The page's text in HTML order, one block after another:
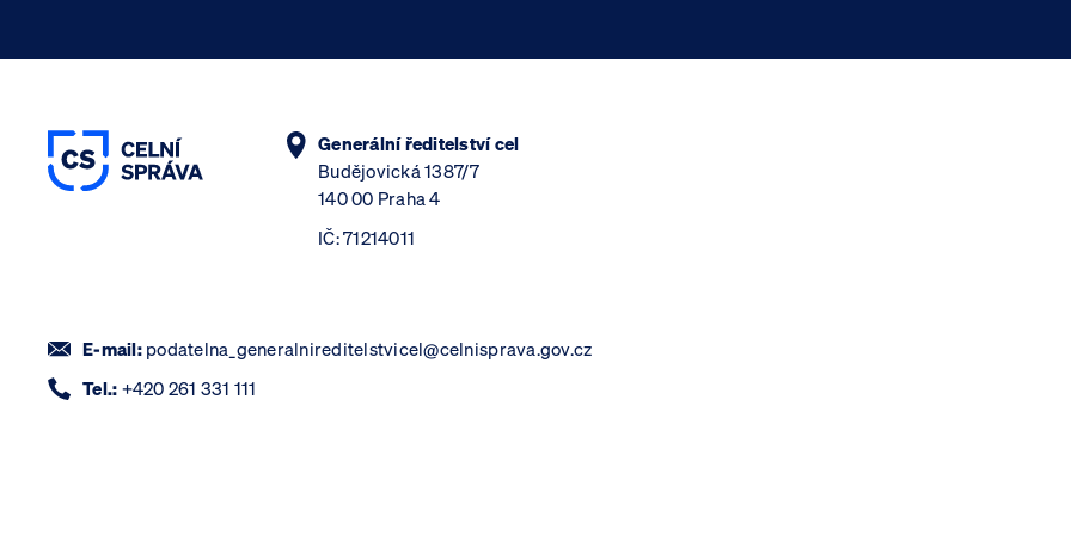
Generální ředitelství cel
Budějovická 1387/7
140 00 Praha 4
IČ: 71214011
E-mail: podatelna_generalnireditelstvicel@celnisprava.gov.cz
Tel.: +420 261 331 111